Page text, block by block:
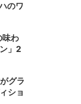
のワ
味わ
」2
グラ
ショ